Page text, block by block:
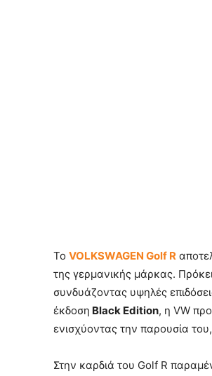
Το VOLKSWAGEN Golf R
της γερμανικής μάρκας.
συνδυάζοντας υψηλές
έκδοση Black Edition, η VW
ενισχύοντας την παρουσία
Στην καρδιά του Golf R